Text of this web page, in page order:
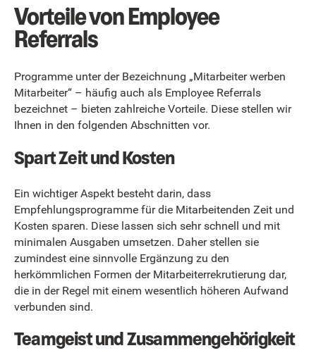
Vorteile von Employee
Referrals
Programme unter der Bezeichnung „Mitarbeiter werben
Mitarbeiter“ – häufig auch als Employee Referrals
bezeichnet – bieten zahlreiche Vorteile. Diese stellen wir
Ihnen in den folgenden Abschnitten vor.
Spart Zeit und Kosten
Ein wichtiger Aspekt besteht darin, dass
Empfehlungsprogramme für die Mitarbeitenden Zeit und
Kosten sparen. Diese lassen sich sehr schnell und mit
minimalen Ausgaben umsetzen. Daher stellen sie
zumindest eine sinnvolle Ergänzung zu den
herkömmlichen Formen der Mitarbeiterrekrutierung dar,
die in der Regel mit einem wesentlich höheren Aufwand
verbunden sind.
Teamgeist und Zusammengehörigkeit